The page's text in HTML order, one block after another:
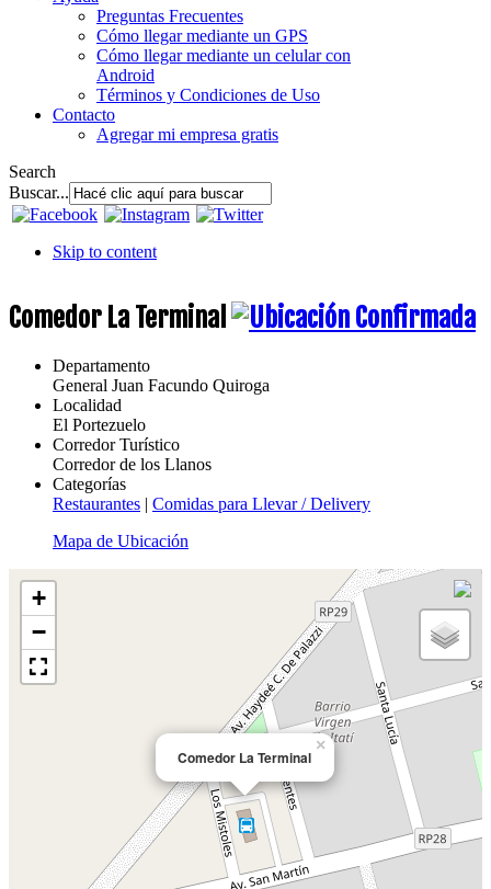
Preguntas Frecuentes
Cómo llegar mediante un GPS
Cómo llegar mediante un celular con
Android
Términos y Condiciones de Uso
Contacto
Agregar mi empresa gratis
Search
Buscar...
Skip to content
Comedor La Terminal
Departamento
General Juan Facundo Quiroga
Localidad
El Portezuelo
Corredor Turístico
Corredor de los Llanos
Categorías
Restaurantes | Comidas para Llevar / Delivery
Mapa de Ubicación
Comedor La Terminal
×
+
−